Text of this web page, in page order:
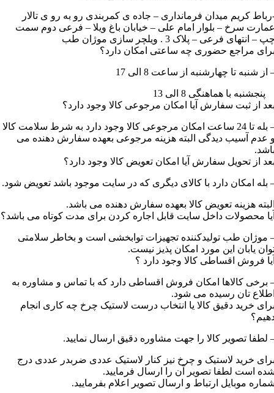
رباط کریم میدان فرمانداری – جاده ی کمربندی رو به رو ی تالار
سرخ – بلوار امام علی – خیابان باغ ویلا – فرعی دوم سمت
– انتهای فرعی – پلاک 3 . ویلچر سازی موژان طب
مراجع حضوری چه ساعتی امکان دارد؟
از شنبه تا چهارشنبه از ساعت 8 الی 17
با هماهنگی 8 الی 13
از ثبت سفارش آیا امکان مرجوعی کالا وجود دارد؟
– بله تا 24 ساعت امکان مرجوعی کالا وجود دارد به شرط سلامت کالا
عدم آسیب دیدگی البته هزینه مرجوعی بعهده سفارش دهنده می
از تحویل سفارش آیا امکان تعویض کالا وجود دارد؟
بله امکان دارد با کالای دیگری که در سایت موجود باشد تعویض شود.
هزینه تعویض کالا بعهده سفارش دهنده می باشد.
محصولات داخل سایت قابل اجاره کردن برای مدت کوتاه می باشد؟
موژان طب تولیدکننده تجهیزات توابخشی است و بخاطر سلامتی
یابان این مورد امکان پذیز نیست.
فروش اقساطی کالا وجود دارد ؟
برخی کالاها امکان فروش اقساطی دارد که با تماس و مشاوره به
تان رسیده می شود.
خرید دقیق کالا یا انتخاب درست لاستیک چرخ چه کاری انجام
لطفا تصویر کالا را جهت مشاوره دقیق ارسال نمایید.
خرید لاستیک و چرخ نیز کنار لاستیک عددی ضربدر عددی درج
است لطفا تصویر آن را ارسال فرمایید.
موبایل ارتباط و ارسال تصویر اعلام بفرمایید.